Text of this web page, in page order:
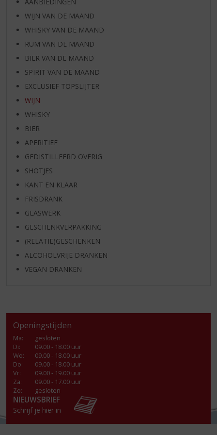
AANBIEDINGEN
WIJN VAN DE MAAND
WHISKY VAN DE MAAND
RUM VAN DE MAAND
BIER VAN DE MAAND
SPIRIT VAN DE MAAND
EXCLUSIEF TOPSLIJTER
WIJN
WHISKY
BIER
APERITIEF
GEDISTILLEERD OVERIG
SHOTJES
KANT EN KLAAR
FRISDRANK
GLASWERK
GESCHENKVERPAKKING
(RELATIE)GESCHENKEN
ALCOHOLVRIJE DRANKEN
VEGAN DRANKEN
Openingstijden
Ma:
gesloten
Di:
09.00 - 18.00 uur
Wo:
09.00 - 18.00 uur
Do:
09.00 - 18.00 uur
Vr:
09.00 - 19.00 uur
Za:
09.00 - 17.00 uur
Zo:
gesloten
NIEUWSBRIEF
Schrijf je hier in